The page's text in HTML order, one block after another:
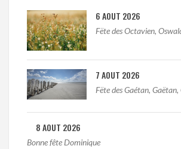
6 AOUT 2026
Fëte des Octavien,
7 AOUT 2026
Fëte des Gaétan,
8 AOUT 2026
Bonne fête Dominique